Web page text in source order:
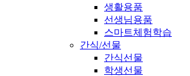
생활용품
선생님용품
스마트체험학습
간식/선물
간식선물
학생선물